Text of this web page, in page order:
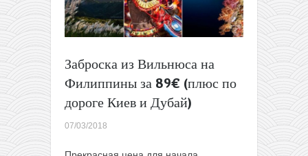
всякое
другое
Заброска из Вильнюса на
Филиппины за 89€ (плюс по
дороге Киев и Дубай)
07/03/2018